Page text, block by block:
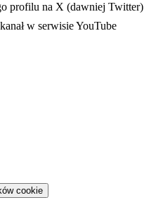
profilu na X (dawniej Twitter)
karcie
w serwisie YouTube
cookie